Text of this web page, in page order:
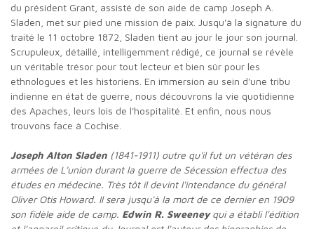
du président Grant, assisté de son aide de camp Joseph A.
Sladen, met sur pied une mission de paix. Jusqu'à la signature du
traité le 11 octobre 1872, Sladen tient au jour le jour son journal.
Scrupuleux, détaillé, intelligemment rédigé, ce journal se révèle
un véritable trésor pour tout lecteur et bien sûr pour les
ethnologues et les historiens. En immersion au sein d'une tribu
indienne en état de guerre, nous découvrons la vie quotidienne
des Apaches, leurs lois de l'hospitalité. Et enfin, nous nous
trouvons face à Cochise.
Joseph Alton Sladen (1841-1911) outre qu'il fut un vétéran des
armées de L'union durant la guerre de Sécession effectua des
études en médecine. Très tôt il devint l'intendance du général
Oliver Otis Howard. Il sera jusqu'à la mort de ce dernier en 1909
son fidèle aide de camp. Edwin R. Sweeneyqui a établi l'édition